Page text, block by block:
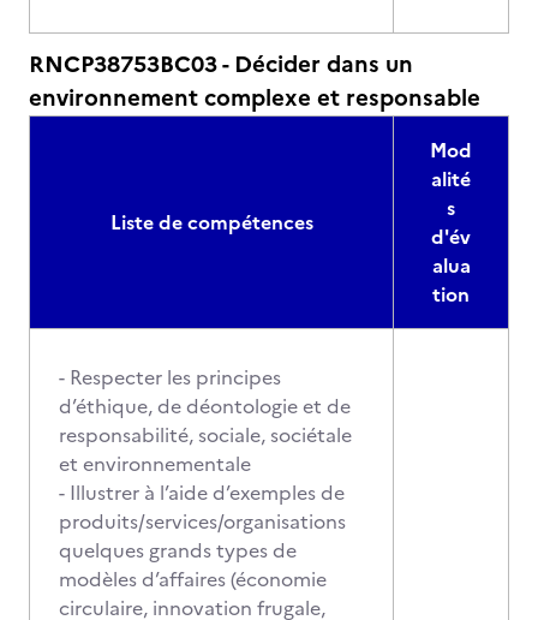
RNCP38753BC03 - Décider dans un
environnement complexe et responsable
Liste de compétences
Mod
alité
s
d'év
alua
tion
- Respecter les principes
d’éthique, de déontologie et de
responsabilité, sociale, sociétale
et environnementale
- Illustrer à l’aide d’exemples de
produits/services/organisations
quelques grands types de
modèles d’affaires (économie
circulaire, innovation frugale,